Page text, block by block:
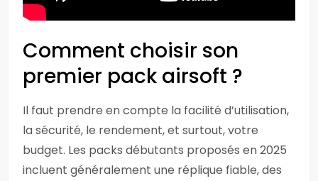
Comment choisir son
premier pack airsoft ?
Il faut prendre en compte la facilité d’utilisation,
la sécurité, le rendement, et surtout, votre
budget. Les packs débutants proposés en 2025
incluent généralement une réplique fiable, des